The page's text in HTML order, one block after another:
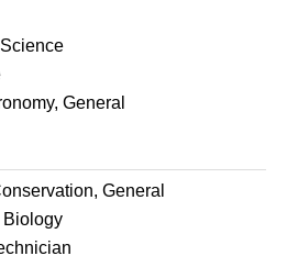
General
General
Biology